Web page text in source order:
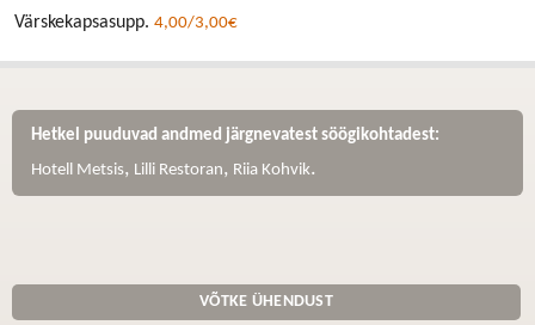
Värskekapsasupp. 4,00/3,00€
Hetkel puuduvad andmed järgnevatest söögikohtadest:
Hotell Metsis, Lilli Restoran, Riia Kohvik.
VÕTKE ÜHENDUST